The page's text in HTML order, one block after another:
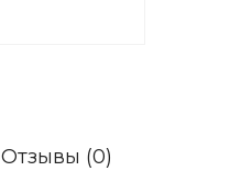
Отзывы (0)